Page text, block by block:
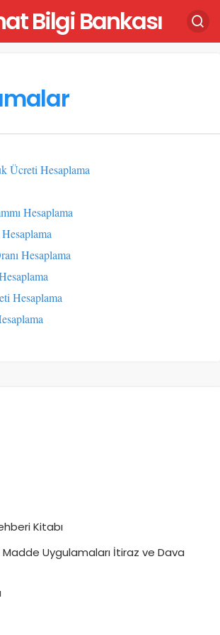
Bilgi Bankası
Ücreti Hesaplama
Hesaplama
Hesaplama
Hesaplama
Kitabı
Madde Uygulamaları İtiraz ve Dava